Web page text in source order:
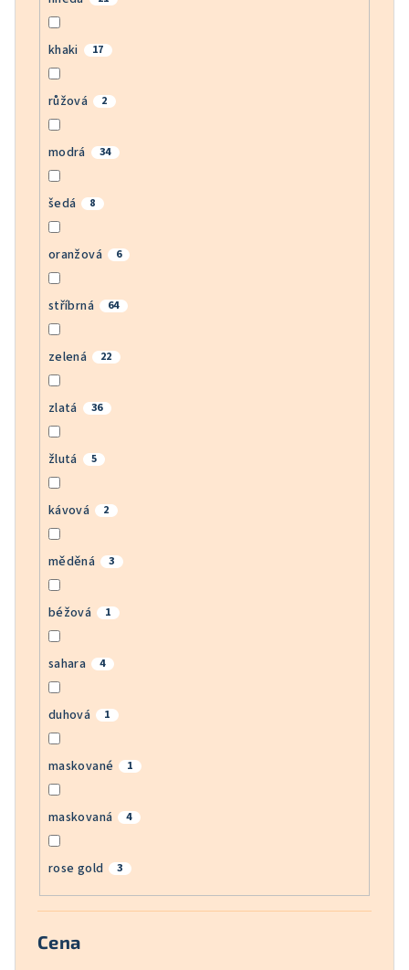
khaki 17
růžová 2
modrá 34
šedá 8
oranžová 6
stříbrná 64
zelená 22
zlatá 36
žlutá 5
kávová 2
měděná 3
béžová 1
sahara 4
duhová 1
maskované 1
maskovaná 4
rose gold 3
Cena